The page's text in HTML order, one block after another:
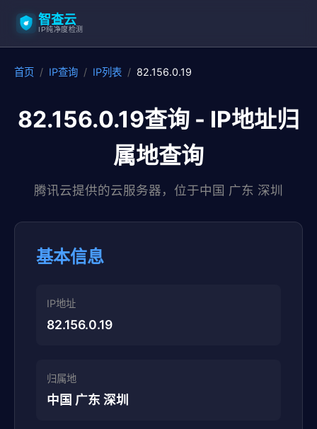
智查云
IP纯净度检测
首页 / IP查询 / IP列表 / 82.156.0.19
82.156.0.19查询 - IP地址归
属地查询
腾讯云提供的云服务器，位于中国 广东 深圳
基本信息
IP地址
82.156.0.19
归属地
中国 广东 深圳